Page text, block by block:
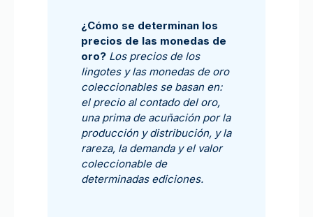
¿Cómo se determinan los
precios de las monedas de
oro? Los precios de los
lingotes y las monedas de oro
coleccionables se basan en:
el precio al contado del oro,
una prima de acuñación por la
producción y distribución, y la
rareza, la demanda y el valor
coleccionable de
determinadas ediciones.